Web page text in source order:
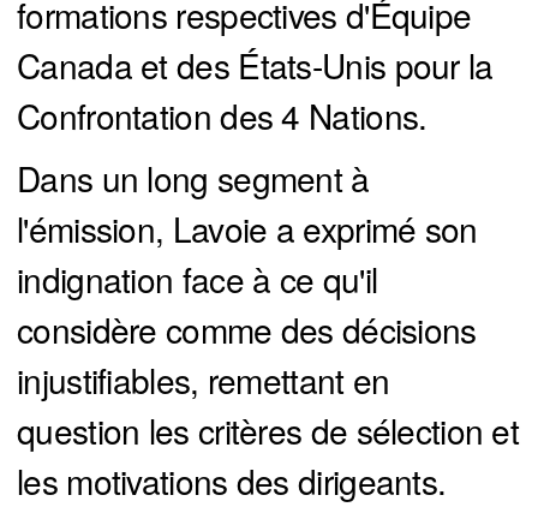
formations respectives d'Équipe
Canada et des États-Unis pour la
Confrontation des 4 Nations.
Dans un long segment à
l'émission, Lavoie a exprimé son
indignation face à ce qu'il
considère comme des décisions
injustifiables, remettant en
question les critères de sélection et
les motivations des dirigeants.